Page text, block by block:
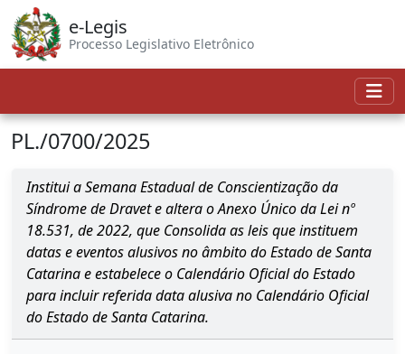
e-Legis
Processo Legislativo Eletrônico
PL./0700/2025
Institui a Semana Estadual de Conscientização da
Síndrome de Dravet e altera o Anexo Único da Lei nº
18.531, de 2022, que Consolida as leis que instituem
datas e eventos alusivos no âmbito do Estado de Santa
Catarina e estabelece o Calendário Oficial do Estado
para incluir referida data alusiva no Calendário Oficial
do Estado de Santa Catarina.